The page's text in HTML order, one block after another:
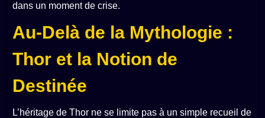
dans un moment de crise.
Au-Delà de la Mythologie :
Thor et la Notion de
Destinée
L’héritage de Thor ne se limite pas à un simple recueil de